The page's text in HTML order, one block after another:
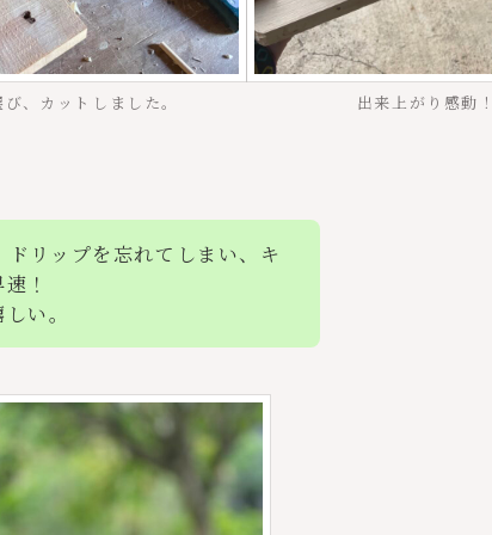
、カットしました。 出来上がり感動
リップを忘れてしまい、キ
！
い。